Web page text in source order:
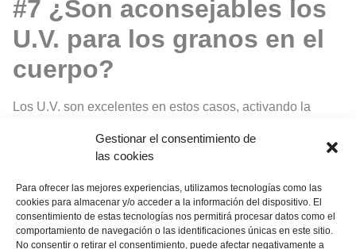
Gestionar el consentimiento de
las cookies
Para ofrecer las mejores experiencias, utilizamos tecnologías como las
cookies para almacenar y/o acceder a la información del dispositivo. El
consentimiento de estas tecnologías nos permitirá procesar datos como el
comportamiento de navegación o las identificaciones únicas en este sitio.
No consentir o retirar el consentimiento, puede afectar negativamente a
#7 ¿Son aconsejables los
U.V. para los granos en el
cuerpo?
Los U.V. son excelentes en estos casos, activando la